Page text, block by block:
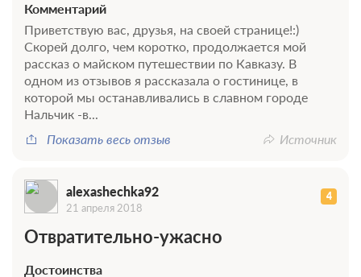
Комментарий
Приветствую вас, друзья, на своей странице!:)
Скорей долго, чем коротко, продолжается мой
рассказ о майском путешествии по Кавказу. В
одном из отзывов я рассказала о гостинице, в
которой мы останавливались в славном городе
Нальчик -в...
Показать весь отзыв
Источник
alexashechka92 4
21 апреля 2018
Отвратительно-ужасно
Достоинства